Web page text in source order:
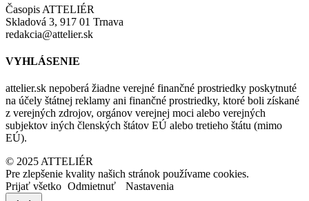
Časopis ATTELIÉR
Skladová 3, 917 01 Trnava
redakcia@attelier.sk
VYHLÁSENIE
attelier.sk nepoberá žiadne verejné finančné prostriedky poskytnuté
na účely štátnej reklamy ani finančné prostriedky, ktoré boli získané
z verejných zdrojov, orgánov verejnej moci alebo verejných
subjektov iných členských štátov EÚ alebo tretieho štátu (mimo
EÚ).
© 2025 ATTELIÉR
Pre zlepšenie kvality našich stránok používame cookies.
Prijať všetko Odmietnuť Nastavenia